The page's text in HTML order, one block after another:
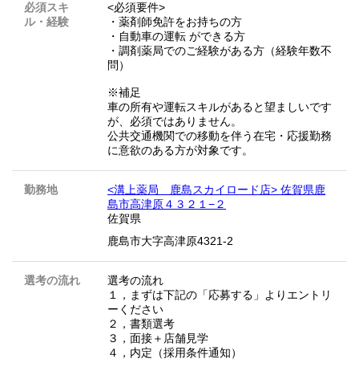
必須スキ
ル・経験
<必須要件>
・薬剤師免許をお持ちの方
・自動車の運転 ができる方
・調剤薬局でのご経験がある方（経験年数不
問）
※補足
車の所有や運転スキルがあると望ましいです
が、必須ではありません。
公共交通機関での移動を伴う在宅・応援勤務
に意欲のある方が対象です。
勤務地
<溝上薬局 鹿島スカイロード店> 佐賀県鹿
島市高津原４３２１−２
佐賀県
鹿島市大字高津原4321-2
選考の流れ
選考の流れ
１，まずは下記の「応募する」よりエントリ
ーください
２，書類選考
３，面接＋店舗見学
４，内定（採用条件通知）